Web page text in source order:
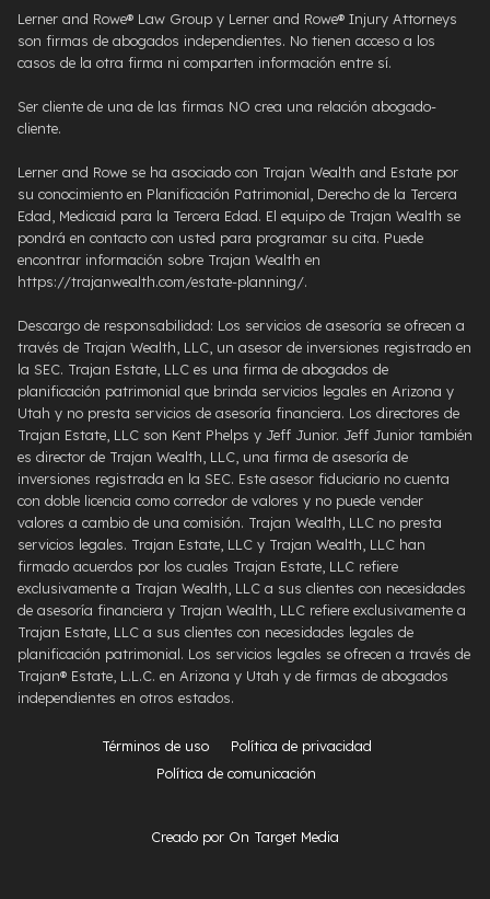
Lerner and Rowe® Law Group y Lerner and Rowe® Injury Attorneys
son firmas de abogados independientes. No tienen acceso a los
casos de la otra firma ni comparten información entre sí.
Ser cliente de una de las firmas NO crea una relación abogado-
cliente.
Lerner and Rowe se ha asociado con Trajan Wealth and Estate por
su conocimiento en Planificación Patrimonial, Derecho de la Tercera
Edad, Medicaid para la Tercera Edad. El equipo de Trajan Wealth se
pondrá en contacto con usted para programar su cita. Puede
encontrar información sobre Trajan Wealth en
https://trajanwealth.com/estate-planning/.
Descargo de responsabilidad: Los servicios de asesoría se ofrecen a
través de Trajan Wealth, LLC, un asesor de inversiones registrado en
la SEC. Trajan Estate, LLC es una firma de abogados de
planificación patrimonial que brinda servicios legales en Arizona y
Utah y no presta servicios de asesoría financiera. Los directores de
Trajan Estate, LLC son Kent Phelps y Jeff Junior. Jeff Junior también
es director de Trajan Wealth, LLC, una firma de asesoría de
inversiones registrada en la SEC. Este asesor fiduciario no cuenta
con doble licencia como corredor de valores y no puede vender
valores a cambio de una comisión. Trajan Wealth, LLC no presta
servicios legales. Trajan Estate, LLC y Trajan Wealth, LLC han
firmado acuerdos por los cuales Trajan Estate, LLC refiere
exclusivamente a Trajan Wealth, LLC a sus clientes con necesidades
de asesoría financiera y Trajan Wealth, LLC refiere exclusivamente a
Trajan Estate, LLC a sus clientes con necesidades legales de
planificación patrimonial. Los servicios legales se ofrecen a través de
Trajan® Estate, L.L.C. en Arizona y Utah y de firmas de abogados
independientes en otros estados.
Términos de uso
Política de privacidad
Política de comunicación
Creado por On Target Media